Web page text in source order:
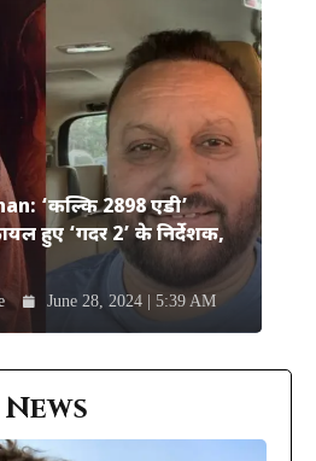
‘कल्कि 2898 एडी’
हुए ‘गदर 2’ के निर्देशक,
June 28, 2024 | 5:39 AM